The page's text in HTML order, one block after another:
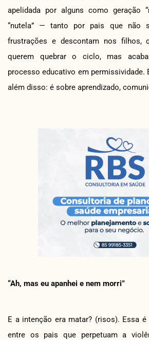
apelidada por alguns como geração
“nutela” — tanto por pais que não
frustrações e descontam nos filhos,
querem quebrar o ciclo, mas
processo educativo em permissividade.
além disso: é sobre aprendizado,
“Ah, mas eu apanhei e nem morri”
E a intenção era matar? (risos). Essa
entre os pais que perpetuam a